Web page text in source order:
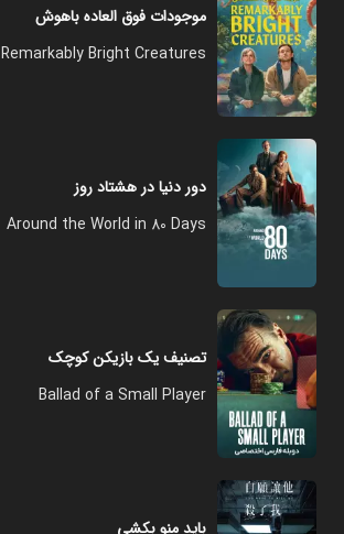
موجودات فوق العاده باهوش
Remarkably Bright Creatures
دور دنیا در هشتاد روز
Around the World in 80 Days
تصنیف یک بازیکن کوچک
Ballad of a Small Player
باید منو بکشی